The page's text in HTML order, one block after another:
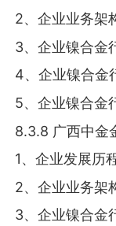
2、企业业务架
3、企业镍合金
4、企业镍合金
5、企业镍合金
8.3.8 广西中金
1、企业发展历
2、企业业务架
3、企业镍合金